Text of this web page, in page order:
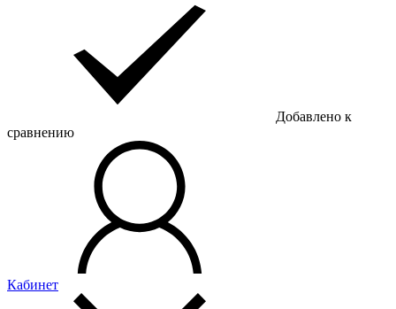
Добавлено к
сравнению
Кабинет